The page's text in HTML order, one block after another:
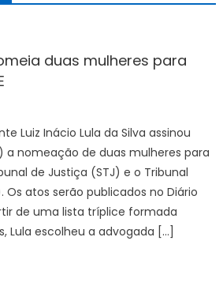
duas mulheres para
Luiz Inácio Lula da Silva assinou
a nomeação de duas mulheres para
de Justiça (STJ) e o Tribunal
Os atos serão publicados no Diário
de uma lista tríplice formada
Lula escolheu a advogada […]